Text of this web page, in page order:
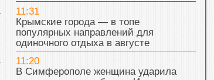
11:31
Крымские города — в топе
популярных направлений для
одиночного отдыха в августе
11:20
В Симферополе женщина ударила